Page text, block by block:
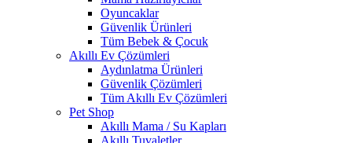
Oyuncaklar
Güvenlik Ürünleri
Tüm Bebek & Çocuk
Akıllı Ev Çözümleri
Aydınlatma Ürünleri
Güvenlik Çözümleri
Tüm Akıllı Ev Çözümleri
Pet Shop
Akıllı Mama / Su Kapları
Akıllı Tuvaletler